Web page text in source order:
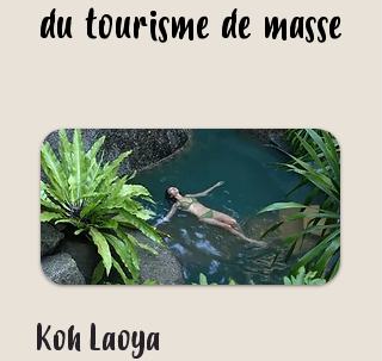
du tourisme de masse
Koh Laoya